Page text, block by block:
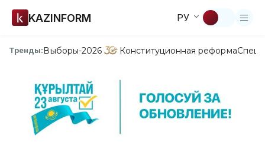
KAZINFORM РУ
Тренды:Выборы-2026 Конституционная реформа